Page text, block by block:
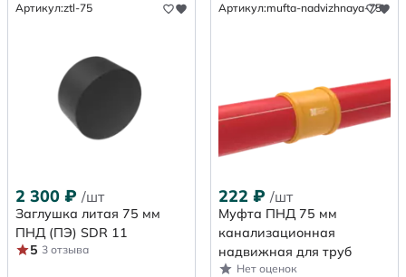
Артикул:ztl-75
2 300 ₽ /шт
Заглушка литая 75 мм
ПНД (ПЭ) SDR 11
5 3 отзыва
Артикул:mufta-nadvizhnaya-75
222 ₽ /шт
Муфта ПНД 75 мм
канализационная
надвижная для труб
Нет оценок